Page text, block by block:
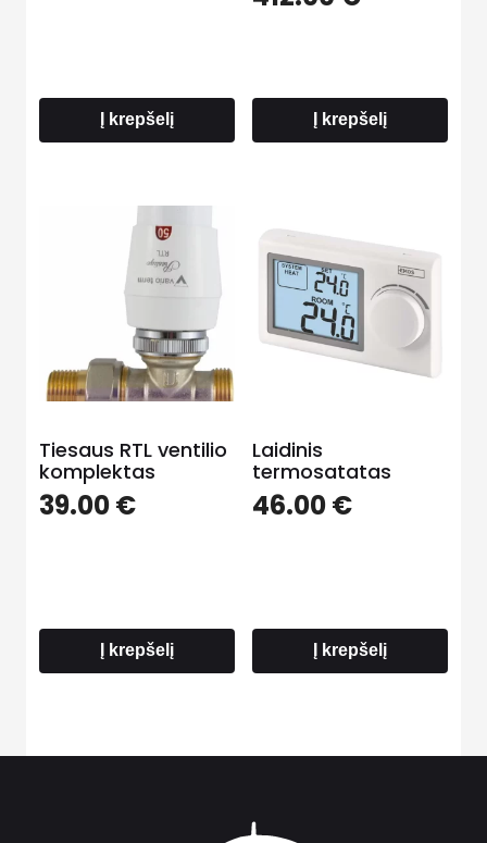
Į krepšelį Į krepšelį
Tiesaus RTL ventilio
komplektas
39.00€
Į krepšelį
Laidinis
termosatatas
46.00€
Į krepšelį